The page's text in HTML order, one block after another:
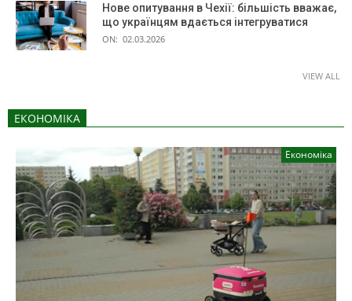
Нове опитування в Чехії: більшість вважає,
що українцям вдається інтегруватися
ON: 02.03.2026
VIEW ALL
ЕКОНОМІКА
Економіка